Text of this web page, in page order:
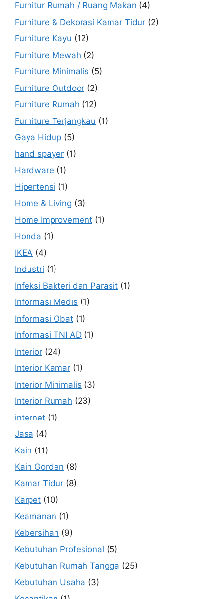
Furnitur Rumah / Ruang Makan (4)
Furniture & Dekorasi Kamar Tidur (2)
Furniture Kayu (12)
Furniture Mewah (2)
Furniture Minimalis (5)
Furniture Outdoor (2)
Furniture Rumah (12)
Furniture Terjangkau (1)
Gaya Hidup (5)
hand spayer (1)
Hardware (1)
Hipertensi (1)
Home & Living (3)
Home Improvement (1)
Honda (1)
IKEA (4)
Industri (1)
Infeksi Bakteri dan Parasit (1)
Informasi Medis (1)
Informasi Obat (1)
Informasi TNI AD (1)
Interior (24)
Interior Kamar (1)
Interior Minimalis (3)
Interior Rumah (23)
internet (1)
Jasa (4)
Kain (11)
Kain Gorden (8)
Kamar Tidur (8)
Karpet (10)
Keamanan (1)
Kebersihan (9)
Kebutuhan Profesional (5)
Kebutuhan Rumah Tangga (25)
Kebutuhan Usaha (3)